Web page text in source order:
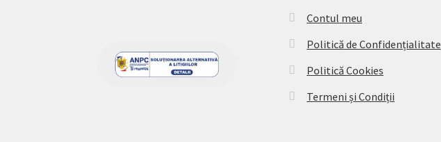
Contul meu
Politică de Confidențialitate
Politică Cookies
Termeni și Condiții